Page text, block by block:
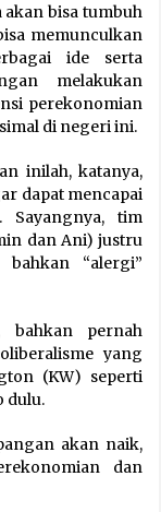
bisa tumbuh
memunculkan
ide serta
melakukan
perekonomian
di negeri ini.
inilah, katanya,
dapat mencapai
Sayangnya, tim
dan Ani) justru
“alergi”
pernah
yang
(KW) seperti
dulu.
akan naik,
dan